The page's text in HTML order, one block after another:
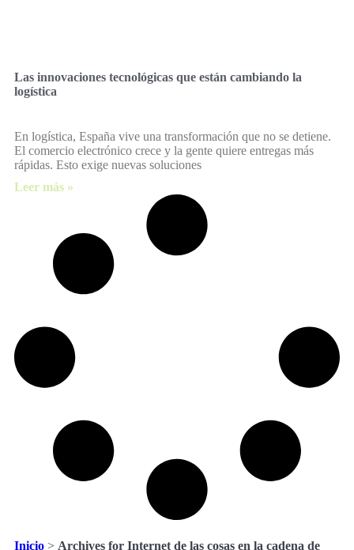
Las innovaciones tecnológicas que están cambiando la
logística
En logística, España vive una transformación que no se detiene.
El comercio electrónico crece y la gente quiere entregas más
rápidas. Esto exige nuevas soluciones
Leer más »
Inicio > Archives for Internet de las cosas en la cadena de